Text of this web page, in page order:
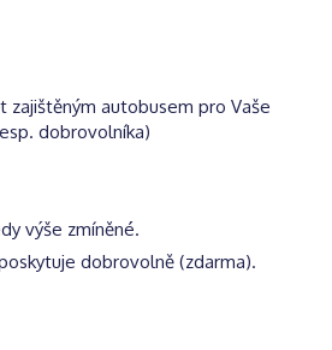
zajištěným autobusem pro Vaše
dobrovolníka)
výše zmíněné.
dobrovolně (zdarma).